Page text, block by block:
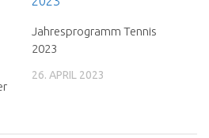
Jahresprogramm Tennis
2023
26. APRIL 2023